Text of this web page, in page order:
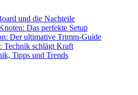
und die Nachteile
Das perfekte Setup
Der ultimative Trimm-Guide
Technik schlägt Kraft
Tipps und Trends